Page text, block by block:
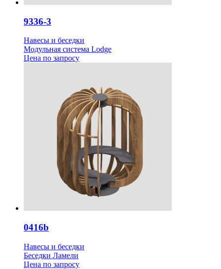
9336-3
Навесы и беседки
Модульная система Lodge
Цена по запросу
0416b
Навесы и беседки
Беседки Ламели
Цена по запросу